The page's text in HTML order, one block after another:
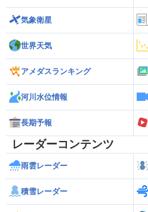
気象衛星
世界天気
アメダスランキング
河川水位情報
長期予報
レーダーコンテンツ
雨雲レーダー
積雪レーダー